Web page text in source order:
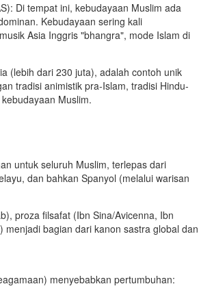
Di tempat ini, kebudayaan Muslim ada
Kebudayaan sering kali
Asia Inggris "bhangra", mode Islam di
(lebih dari 230 juta), adalah contoh unik
tradisi animistik pra-Islam, tradisi Hindu-
Muslim.
untuk seluruh Muslim, terlepas dari
dan bahkan Spanyol (melalui warisan
proza filsafat (Ibn Sina/Avicenna, Ibn
bagian dari kanon sastra global dan
menyebabkan pertumbuhan: